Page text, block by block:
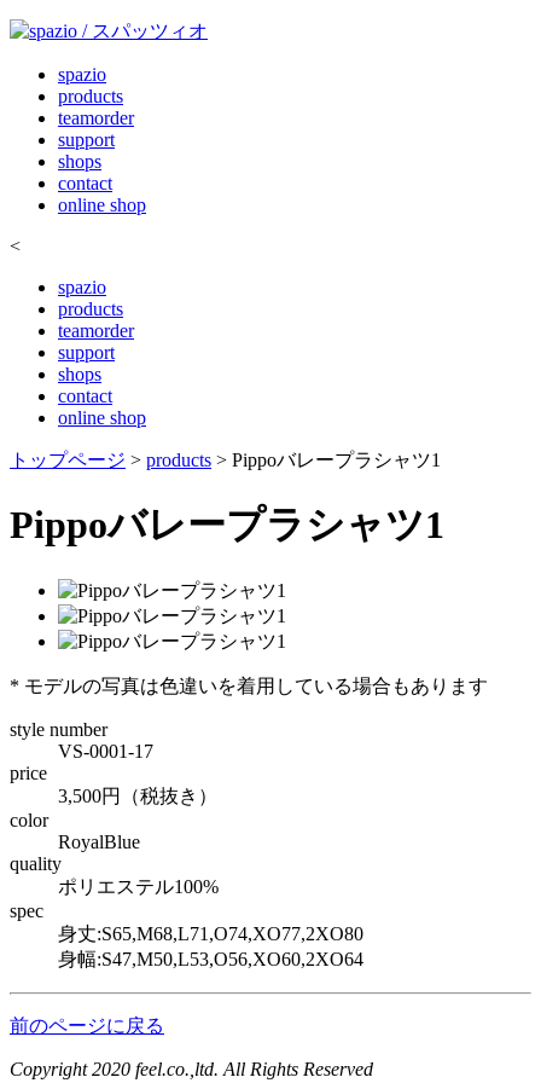
spazio
products
teamorder
support
shops
contact
online shop
<
spazio
products
teamorder
support
shops
contact
online shop
トップページ > products > Pippoバレープラシャツ1
Pippoバレープラシャツ1
* モデルの写真は色違いを着用している場合もあります
style number
VS-0001-17
price
3,500円（税抜き）
color
RoyalBlue
quality
ポリエステル100%
spec
身丈:S65,M68,L71,O74,XO77,2XO80
身幅:S47,M50,L53,O56,XO60,2XO64
前のページに戻る
Copyright 2020 feel.co.,ltd. All Rights Reserved